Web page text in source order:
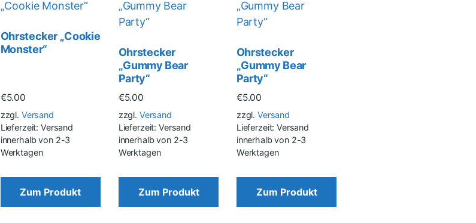
Ohrstecker „Cookie
Monster“
€5.00
zzgl. Versand
Lieferzeit: Versand
innerhalb von 2-3
Werktagen
Zum Produkt
Ohrstecker
„Gummy Bear
Party“
€5.00
zzgl. Versand
Lieferzeit: Versand
innerhalb von 2-3
Werktagen
Zum Produkt
Ohrstecker
„Gummy Bear
Party“
€5.00
zzgl. Versand
Lieferzeit: Versand
innerhalb von 2-3
Werktagen
Zum Produkt